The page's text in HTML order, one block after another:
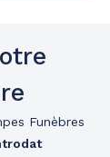
Funèbres